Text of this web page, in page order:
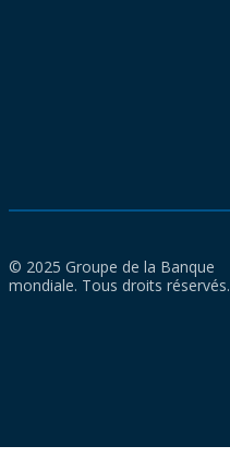
© 2025 Groupe de la Banque
mondiale. Tous droits réservés.